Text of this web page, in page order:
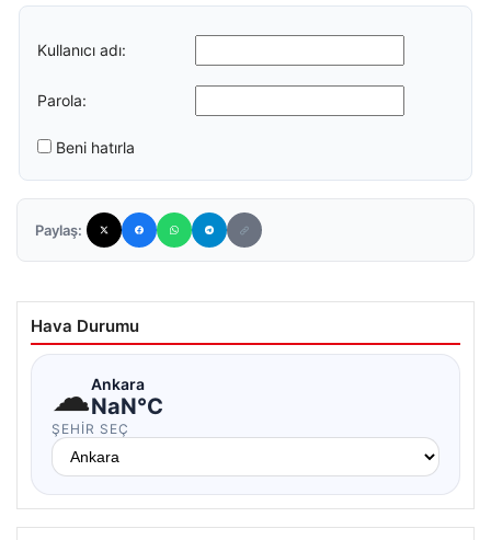
Kullanıcı adı:
Parola:
Beni hatırla
Paylaş:
Hava Durumu
☁Ankara
NaN°C
ŞEHIR SEÇ